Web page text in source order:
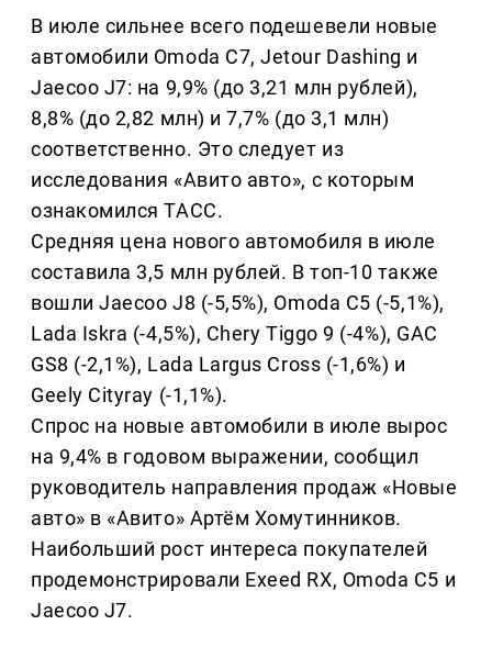
В июле сильнее всего подешевели новые
автомобили Omoda C7, Jetour Dashing и
Jaecoo J7: на 9,9% (до 3,21 млн рублей),
8,8% (до 2,82 млн) и 7,7% (до 3,1 млн)
соответственно. Это следует из
исследования «Авито авто», с которым
ознакомился ТАСС.
Средняя цена нового автомобиля в июле
составила 3,5 млн рублей. В топ-10 также
вошли Jaecoo J8 (-5,5%), Omoda C5 (-5,1%),
Lada Iskra (-4,5%), Chery Tiggo 9 (-4%), GAC
GS8 (-2,1%), Lada Largus Cross (-1,6%) и
Geely Cityray (-1,1%).
Спрос на новые автомобили в июле вырос
на 9,4% в годовом выражении, сообщил
руководитель направления продаж «Новые
авто» в «Авито» Артём Хомутинников.
Наибольший рост интереса покупателей
продемонстрировали Exeed RX, Omoda C5 и
Jaecoo J7.